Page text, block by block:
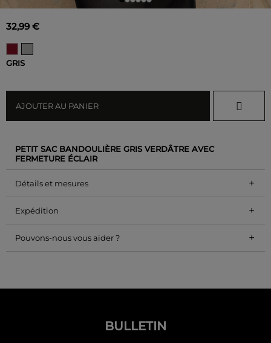
32,99 €
GRIS
AJOUTER AU PANIER
PETIT SAC BANDOULIÈRE GRIS VERDÂTRE AVEC
FERMETURE ÉCLAIR
Détails et mesures +
Expédition +
Pouvons-nous vous aider ? +
BULLETIN